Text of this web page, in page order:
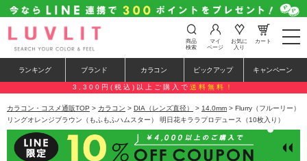
t
o
e
n
a
a
商品
検索
マイ
ページ
お気に
入り
カート
ランキング ブランド カラコン ピックアップ キャンペーン
3,300円(税込)以上ご購入で 送料無料！
カラコン・コスメ通販TOP > カラコン > DIA（レンズ直径） > 14.0mm > Flurry（フルーリー）
リングオレンジブラウン（もふもふハムスター） 明日花キララプロデュース（10枚入り）